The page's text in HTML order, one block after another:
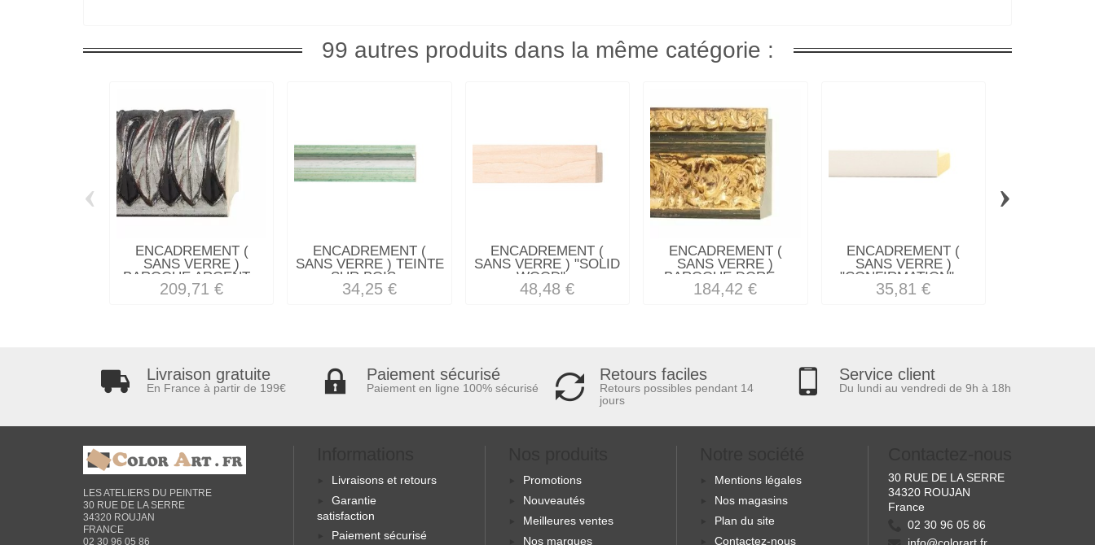
99 autres produits dans la même catégorie :
ENCADREMENT (
SANS VERRE )
BAROQUE ARGENT...
209,71 €
ENCADREMENT (
SANS VERRE ) TEINTE
SUR BOIS...
34,25 €
ENCADREMENT (
SANS VERRE ) "SOLID
WOOD"...
48,48 €
ENCADREMENT (
SANS VERRE )
BAROQUE DORE...
184,42 €
ENCADREMENT (
SANS VERRE )
"CONFIRMATION"...
35,81 €
‹ ›
Livraison gratuite
En France à partir de 199€
Paiement sécurisé
Paiement en ligne 100% sécurisé
Retours faciles
Retours possibles pendant 14
jours
Service client
Du lundi au vendredi de 9h à 18h
LES ATELIERS DU PEINTRE
30 RUE DE LA SERRE
34320 ROUJAN
FRANCE
02 30 96 05 86
Livraisons et retours
Garantie
satisfaction
Paiement sécurisé
Promotions
Nouveautés
Meilleures ventes
Nos marques
Mentions légales
Nos magasins
Plan du site
Contactez-nous
30 RUE DE LA SERRE
34320 ROUJAN
France
02 30 96 05 86